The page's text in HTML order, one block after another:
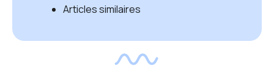
Articles similaires